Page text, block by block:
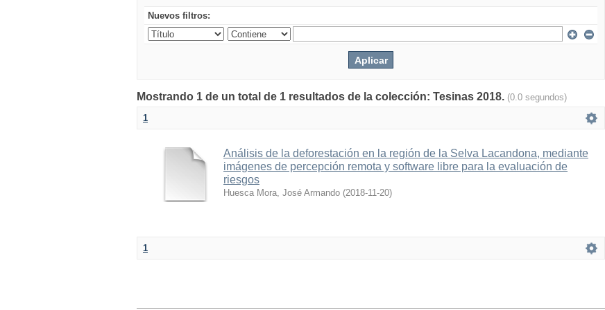
Nuevos filtros:
Mostrando 1 de un total de 1 resultados de la colección: Tesinas 2018. (0.0 segundos)
1
Análisis de la deforestación en la región de la Selva Lacandona, mediante
imágenes de percepción remota y software libre para la evaluación de
riesgos
Huesca Mora, José Armando (2018-11-20)
1